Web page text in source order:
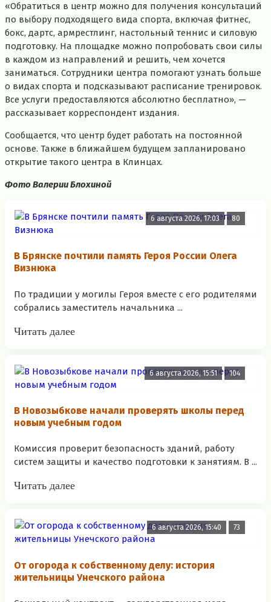
«Обратиться в центр можно для получения консультаций
по выбору подходящего вида спорта, включая фитнес,
бокс, дартс, армрестлинг, настольный теннис и силовую
подготовку. На площадке можно попробовать свои силы
в каждом из направлений и решить, чем хочется
заниматься. Сотрудники центра помогают узнать больше
о видах спорта и подсказывают расписание тренировок.
Все услуги предоставляются абсолютно бесплатно», —
рассказывает корреспондент издания.
Сообщается, что центр будет работать на постоянной
основе. Также в ближайшем будущем запланировано
открытие такого центра в Клинцах.
Фото Валерии Блохиной
6 августа 2026, 17:03 80
В Брянске почтили память Героя России Олега
Визнюка
По традиции у могилы Героя вместе с его родителями
собрались заместитель начальника ...
Читать далее
6 августа 2026, 15:51 104
В Новозыбкове начали проверять школы перед
новым учебным годом
Комиссия проверит безопасность зданий, работу
систем защиты и качество подготовки к занятиям. В ...
Читать далее
6 августа 2026, 15:40 73
От огорода к собственному делу: история
жительницы Унечского района